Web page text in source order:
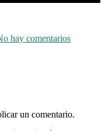
hay comentarios
un comentario.